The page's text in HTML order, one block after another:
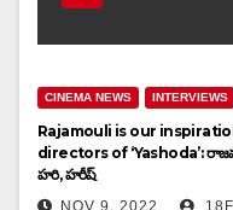
CINEMA NEWS INTERVIEWS
Rajamouli is our
directors of ‘Yashoda’:
హరి, హరీష్
NOV 9, 2022